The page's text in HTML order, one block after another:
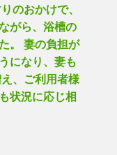
のおかけで、
がら、浴槽の
。 妻の負担が
になり、妻も
、ご利用者様
状況に応じ相